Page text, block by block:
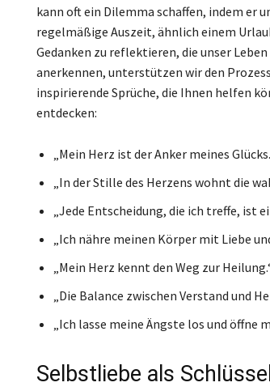
kann oft ein Dilemma schaffen, indem er
regelmäßige Auszeit, ähnlich einem
Gedanken zu reflektieren, die unser
anerkennen, unterstützen wir den
inspirierende Sprüche, die Ihnen helfen
entdecken:
„Mein Herz ist der Anker meines
„In der Stille des Herzens wohnt die
„Jede Entscheidung, die ich treffe, ist
„Ich nähre meinen Körper mit Liebe
„Mein Herz kennt den Weg zur
„Die Balance zwischen Verstand und
„Ich lasse meine Ängste los und öffne
Selbstliebe als